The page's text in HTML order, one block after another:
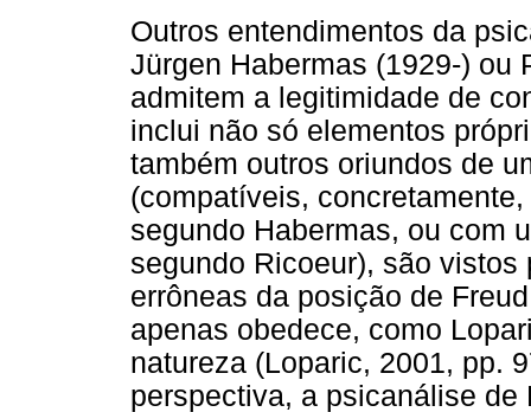
Outros entendimentos da
Jürgen Habermas (1929-) ou
admitem a legitimidade de
inclui não só elementos
também outros oriundos de
(compatíveis,
segundo Habermas, ou com
segundo Ricoeur), são
errôneas da posição de
apenas obedece, como
natureza (Loparic, 2001, pp.
perspectiva, a psicanálise